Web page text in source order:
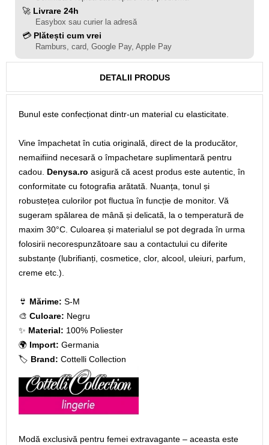
🚀 Livrare 24h
Easybox sau curier la adresă
💳 Plătești cum vrei
Ramburs, card, Google Pay, Apple Pay
DETALII PRODUS
Bunul este confecționat dintr-un material cu elasticitate.
Vine împachetat în cutia originală, direct de la producător,
nemaifiind necesară o împachetare suplimentară pentru
cadou. Denysa.ro asigură că acest produs este autentic, în
conformitate cu fotografia arătată. Nuanța, tonul și
robustețea culorilor pot fluctua în funcție de monitor. Vă
sugeram spălarea de mână și delicată, la o temperatură de
maxim 30°C. Culoarea și materialul se pot degrada în urma
folosirii necorespunzătoare sau a contactului cu diferite
substanțe (lubrifianți, cosmetice, clor, alcool, uleiuri, parfum,
creme etc.).
👙 Mărime: S-M
🎨 Culoare: Negru
✨ Material: 100% Poliester
🌍 Import: Germania
🏷️ Brand: Cottelli Collection
Modă exclusivă pentru femei extravagante – aceasta este